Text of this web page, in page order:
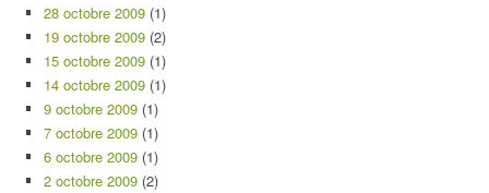
28 octobre 2009 (1)
19 octobre 2009 (2)
15 octobre 2009 (1)
14 octobre 2009 (1)
9 octobre 2009 (1)
7 octobre 2009 (1)
6 octobre 2009 (1)
2 octobre 2009 (2)